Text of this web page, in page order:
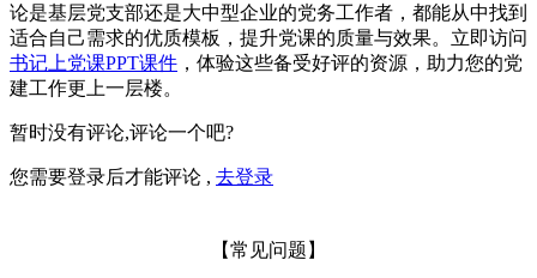
论是基层党支部还是大中型企业的党务工作者，都能从中找到
适合自己需求的优质模板，提升党课的质量与效果。立即访问
书记上党课PPT课件 ，体验这些备受好评的资源，助力您的党
建工作更上一层楼。
暂时没有评论,评论一个吧?
您需要登录后才能评论 , 去登录
【常见问题】